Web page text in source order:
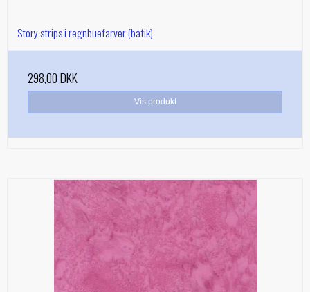
Story strips i regnbuefarver (batik)
298,00 DKK
Vis produkt